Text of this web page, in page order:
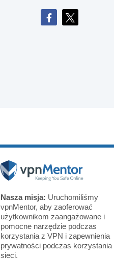
Nasza misja: Uruchomiliśmy
vpnMentor, aby zaoferować
użytkownikom zaangażowane i
pomocne narzędzie podczas
korzystania z VPN i zapewnienia
prywatności podczas korzystania
sieci.